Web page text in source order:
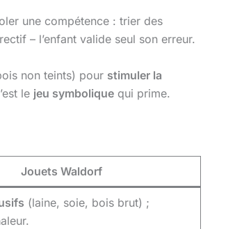
une compétence : trier des
– l’enfant valide seul son erreur.
non teints) pour stimuler la
le jeu symbolique qui prime.
Jouets Waldorf
(laine, soie, bois brut) ;